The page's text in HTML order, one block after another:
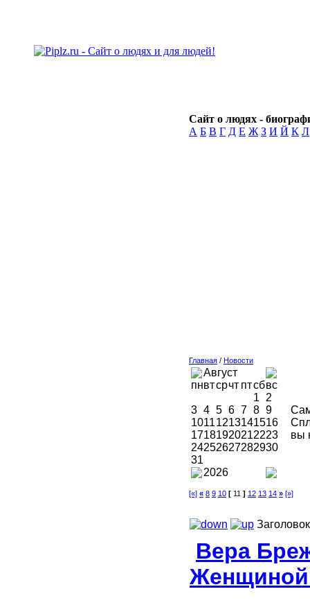
Сайт о людях -
А Б В Г Д Е Ж З И Й К Л
Главная / Новости
Август
пнвтсрчт птсбвс
1
2
3 4 5 6 7 8 9
10111213141516
17181920212223
24252627282930
31
2026
вы
[«] « 8 9 10 [ 11 ] 12 13 14 » [»]
Заголовок
Вера
Женщиной